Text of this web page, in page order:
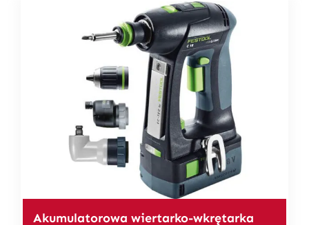
Akumulatorowa wiertarko-wkrętarka